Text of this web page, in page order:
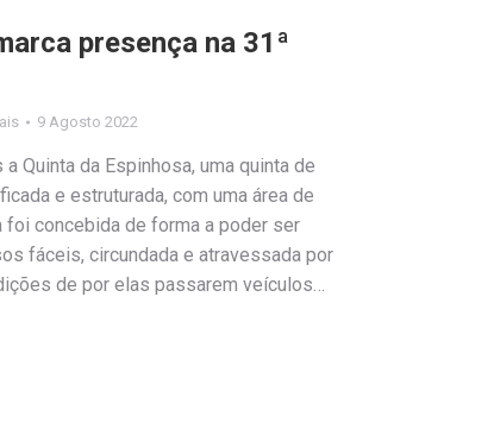
presença na 31ª
9 Agosto 2022
Quinta da Espinhosa, uma quinta de
e estruturada, com uma área de
foi concebida de forma a poder ser
fáceis, circundada e atravessada por
de por elas passarem veículos…